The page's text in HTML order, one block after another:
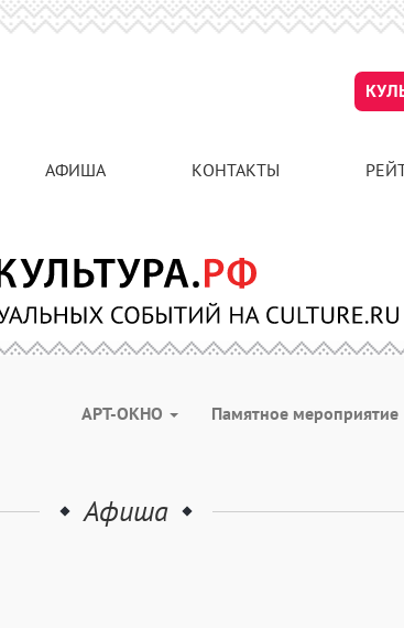
АФИША КОНТАКТЫ
АРТ-ОКНО Памятное мероприятие
Афиша